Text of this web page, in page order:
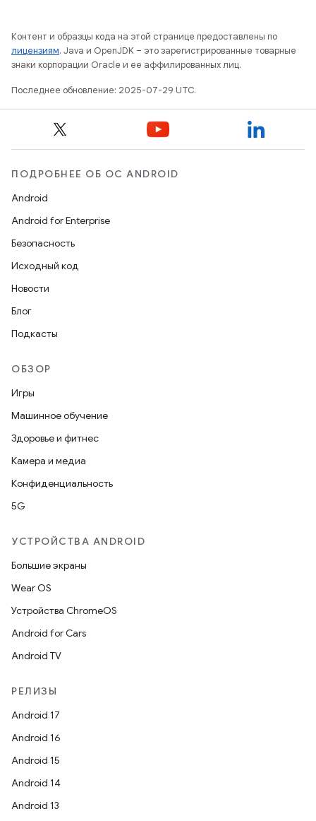
Контент и образцы кода на этой странице предоставлены по
лицензиям. Java и OpenJDK – это зарегистрированные товарные
знаки корпорации Oracle и ее аффилированных лиц.
Последнее обновление: 2025-07-29 UTC.
ПОДРОБНЕЕ ОБ ОС ANDROID
Android
Android for Enterprise
Безопасность
Исходный код
Новости
Блог
Подкасты
ОБЗОР
Игры
Машинное обучение
Здоровье и фитнес
Камера и медиа
Конфиденциальность
5G
УСТРОЙСТВА ANDROID
Большие экраны
Wear OS
Устройства ChromeOS
Android for Cars
Android TV
РЕЛИЗЫ
Android 17
Android 16
Android 15
Android 14
Android 13